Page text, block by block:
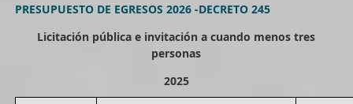
PRESUPUESTO DE EGRESOS 2026 -DECRETO 245
Licitación pública e invitación a cuando menos tres
personas
2025